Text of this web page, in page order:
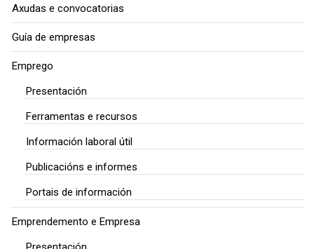
Axudas e convocatorias
Guía de empresas
Emprego
Presentación
Ferramentas e recursos
Información laboral útil
Publicacións e informes
Portais de información
Emprendemento e Empresa